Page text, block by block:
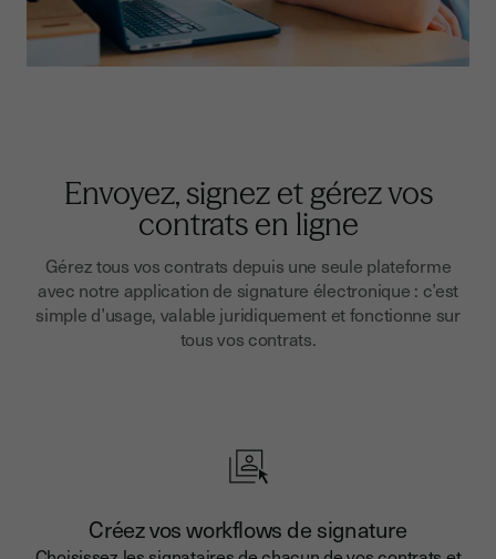
Envoyez, signez et gérez vos
contrats en ligne
Gérez tous vos contrats depuis une seule plateforme
avec notre application de signature électronique : c’est
simple d’usage, valable juridiquement et fonctionne sur
tous vos contrats.
Créez vos workflows de signature